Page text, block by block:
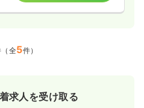
全5件）
求人を受け取る